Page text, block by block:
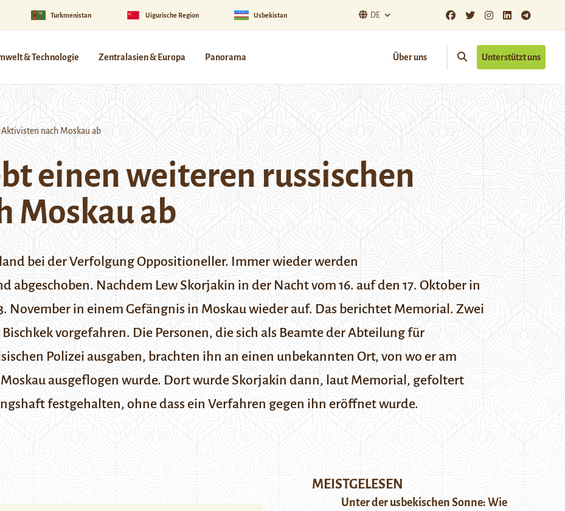
Turkmenistan Uigurische Region Usbekistan DE
& Technologie Zentralasien & Europa Panorama Über uns Unterstützt uns
nach Moskau ab
einen weiteren russischen
Moskau ab
bei der Verfolgung Oppositioneller. Immer wieder werden
abgeschoben. Nachdem Lew Skorjakin in der Nacht vom 16. auf den 17. Oktober in
November in einem Gefängnis in Moskau wieder auf. Das berichtet Memorial. Zwei
vorgefahren. Die Personen, die sich als Beamte der Abteilung für
Polizei ausgaben, brachten ihn an einen unbekannten Ort, von wo er am
ausgeflogen wurde. Dort wurde Skorjakin dann, laut Memorial, gefoltert
festgehalten, ohne dass ein Verfahren gegen ihn eröffnet wurde.
MEISTGELESEN
Unter der usbekischen Sonne: Wie